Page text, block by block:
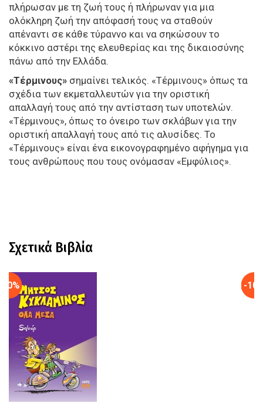
πλήρωσαν με τη ζωή τους ή πλήρωναν για μια
ολόκληρη ζωή την απόφασή τους να σταθούν
απέναντι σε κάθε τύραννο και να σηκώσουν το
κόκκινο αστέρι της ελευθερίας και της δικαιοσύνης
πάνω από την Ελλάδα.
«Τέρμινους» σημαίνει τελικός. «Τέρμινους» όπως τα
σχέδια των εκμεταλλευτών για την οριστική
απαλλαγή τους από την αντίσταση των υποτελών.
«Τέρμινους», όπως το όνειρο των σκλάβων για την
οριστική απαλλαγή τους από τις αλυσίδες. Το
«Τέρμινους» είναι ένα εικονογραφημένο αφήγημα για
τους ανθρώπους που τους ονόμασαν «Εμφύλιος».
Σχετικά Βιβλία
-